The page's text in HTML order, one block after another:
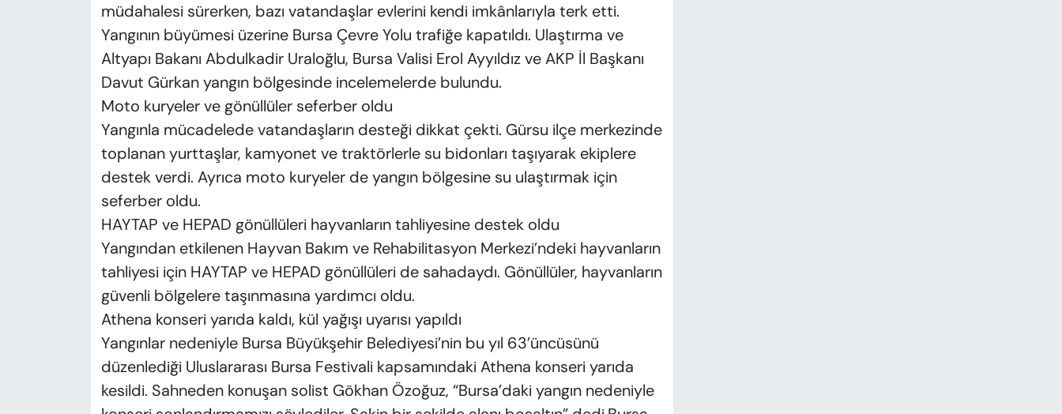
müdahalesi sürerken, bazı vatandaşlar evlerini kendi imkânlarıyla terk etti.
Yangının büyümesi üzerine Bursa Çevre Yolu trafiğe kapatıldı. Ulaştırma ve
Altyapı Bakanı Abdulkadir Uraloğlu, Bursa Valisi Erol Ayyıldız ve AKP İl Başkanı
Davut Gürkan yangın bölgesinde incelemelerde bulundu.
Moto kuryeler ve gönüllüler seferber oldu
Yangınla mücadelede vatandaşların desteği dikkat çekti. Gürsu ilçe merkezinde
toplanan yurttaşlar, kamyonet ve traktörlerle su bidonları taşıyarak ekiplere
destek verdi. Ayrıca moto kuryeler de yangın bölgesine su ulaştırmak için
seferber oldu.
HAYTAP ve HEPAD gönüllüleri hayvanların tahliyesine destek oldu
Yangından etkilenen Hayvan Bakım ve Rehabilitasyon Merkezi’ndeki hayvanların
tahliyesi için HAYTAP ve HEPAD gönüllüleri de sahadaydı. Gönüllüler, hayvanların
güvenli bölgelere taşınmasına yardımcı oldu.
Athena konseri yarıda kaldı, kül yağışı uyarısı yapıldı
Yangınlar nedeniyle Bursa Büyükşehir Belediyesi’nin bu yıl 63’üncüsünü
düzenlediği Uluslararası Bursa Festivali kapsamındaki Athena konseri yarıda
kesildi. Sahneden konuşan solist Gökhan Özoğuz, “Bursa’daki yangın nedeniyle